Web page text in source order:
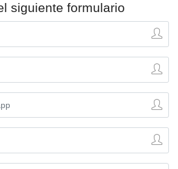
siguiente formulario